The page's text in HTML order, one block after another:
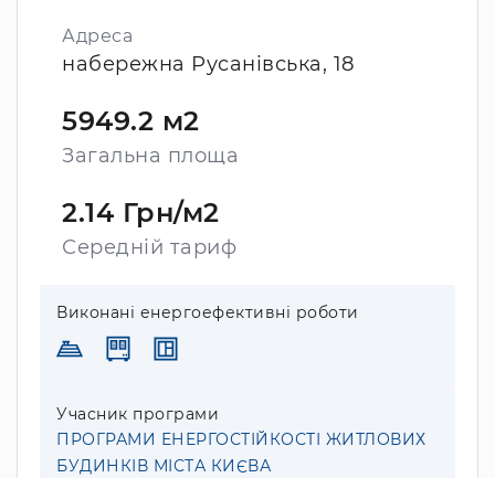
Адреса
набережна Русанівська, 18
5949.2 м2
Загальна площа
2.14 Грн/м2
Середній тариф
Виконані енергоефективні роботи
Учасник програми
ПРОГРАМИ ЕНЕРГОСТІЙКОСТІ ЖИТЛОВИХ
БУДИНКІВ МІСТА КИЄВА